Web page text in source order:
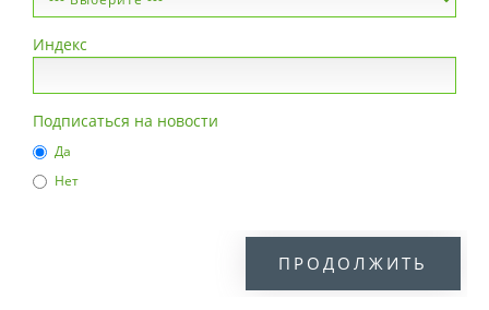
Индекс
Подписаться на новости
Да
Нет
ПРОДОЛЖИТЬ